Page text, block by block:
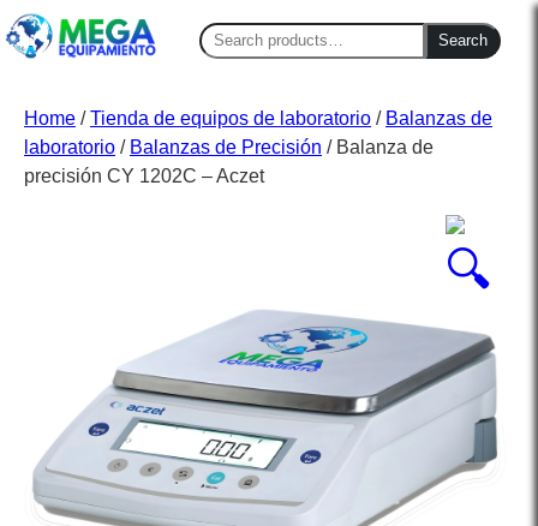
Search
for:
Search
Home /Tienda de equipos de laboratorio / Balanzas de
laboratorio / Balanzas de Precisión / Balanza de
precisión CY 1202C – Aczet